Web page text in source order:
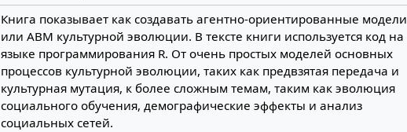
Книга показывает как создавать агентно-ориентированные модели
или ABM культурной эволюции. В тексте книги используется код на
языке программирования R. От очень простых моделей основных
процессов культурной эволюции, таких как предвзятая передача и
культурная мутация, к более сложным темам, таким как эволюция
социального обучения, демографические эффекты и анализ
социальных сетей.